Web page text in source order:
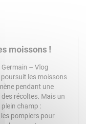
moissons !
Germain – Vlog
les moissons
pendant une
récoltes. Mais un
champ :
pompiers pour